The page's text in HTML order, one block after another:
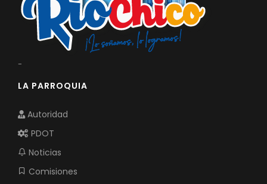
-
LA PARROQUIA
Autoridad
PDOT
Noticias
Comisiones